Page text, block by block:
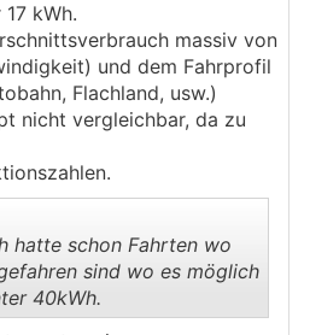
kWh.
massiv von
und dem Fahrprofil
Flachland, usw.)
nicht vergleichbar, da zu
hatte schon Fahrten wo
sind wo es möglich
40kWh.